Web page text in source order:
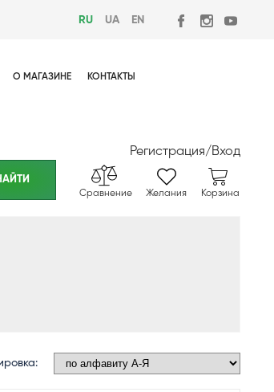
RU UA EN
О МАГАЗИНЕ КОНТАКТЫ
Регистрация/Вход
Сравнение Желания Корзина